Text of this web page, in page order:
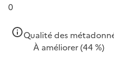
0
Qualité des
À améliorer(44 %)